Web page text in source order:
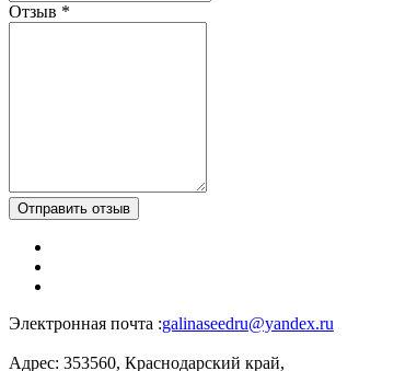
Отзыв *
Отправить отзыв
Электронная почта :galinaseedru@yandex.ru
Адрес: 353560, Краснодарский край,